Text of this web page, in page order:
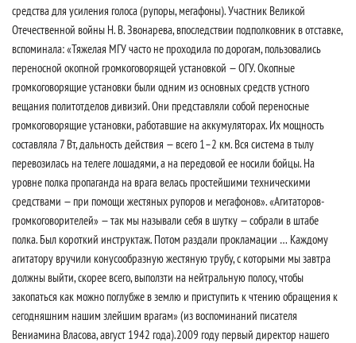
средства для усиления голоса (рупоры, мегафоны). Участник Великой
Отечественной войны Н. В. Звонарева, впоследствии подполковник в отставке,
вспоминала: «Тяжелая МГУ часто не проходила по дорогам, пользовались
переносной окопной громкоговорящей установкой — ОГУ. Окопные
громкоговорящие установки были одним из основных средств устного
вещания политотделов дивизий. Они представляли собой переносные
громкоговорящие установки, работавшие на аккумуляторах. Их мощность
составляла 7 Вт, дальность действия — всего 1–2 км. Вся система в тылу
перевозилась на телеге лошадями, а на передовой ее носили бойцы. На
уровне полка пропаганда на врага велась простейшими техническими
средствами — при помощи жестяных рупоров и мегафонов». «Агитаторов-
громкоговорителей» — так мы называли себя в шутку — собрали в штабе
полка. Был короткий инструктаж. Потом раздали прокламации … Каждому
агитатору вручили конусообразную жестяную трубу, с которыми мы завтра
должны выйти, скорее всего, выползти на нейтральную полосу, чтобы
закопаться как можно поглубже в землю и приступить к чтению обращения к
сегодняшним нашим злейшим врагам» (из воспоминаний писателя
Вениамина Власова, август 1942 года).2009 году первый директор нашего